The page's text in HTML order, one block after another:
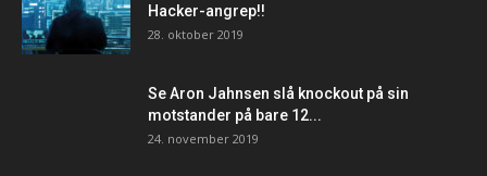
Hacker-angrep!!
28. oktober 2019
Se Aron Jahnsen slå knockout på sin
motstander på bare 12...
24. november 2019